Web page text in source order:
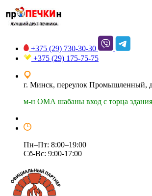
+375 (29) 730-30-30
+375 (29) 175-75-75
г. Минск, переулок Промышленный,
м-н ОМА шабаны вход с торца здания
Пн–Пт: 8:00–19:00
Сб-Вс: 9:00-17:00